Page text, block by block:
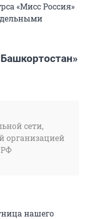
«Мисс Россия»
сети,
организацией
нашего